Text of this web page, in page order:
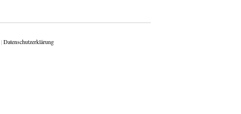
|Datenschutzerklärung